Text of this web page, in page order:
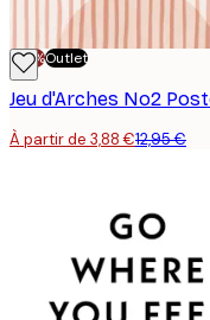
-70%Outlet
Jeu d'Arches No2
À partir de 3,88 €12,95 €